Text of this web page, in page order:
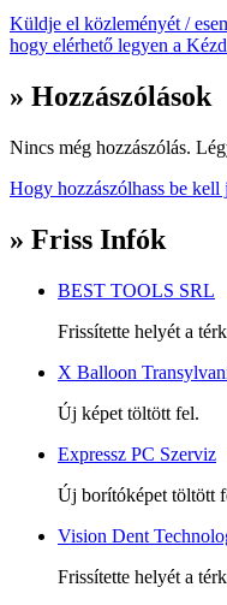
Küldje el közleményét /
hogy elérhető legyen a
» Hozzászólások
Nincs még hozzászólás.
Hogy hozzászólhass be kell
» Friss Infók
BEST TOOLS SRL
Frissítette helyét a
X Balloon
Új képet töltött fel.
Expressz PC Szerviz
Új borítóképet töltött
Vision Dent
Frissítette helyét a